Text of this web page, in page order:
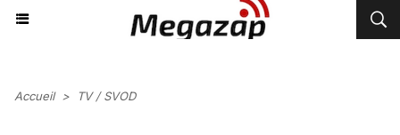
Accueil > TV / SVOD